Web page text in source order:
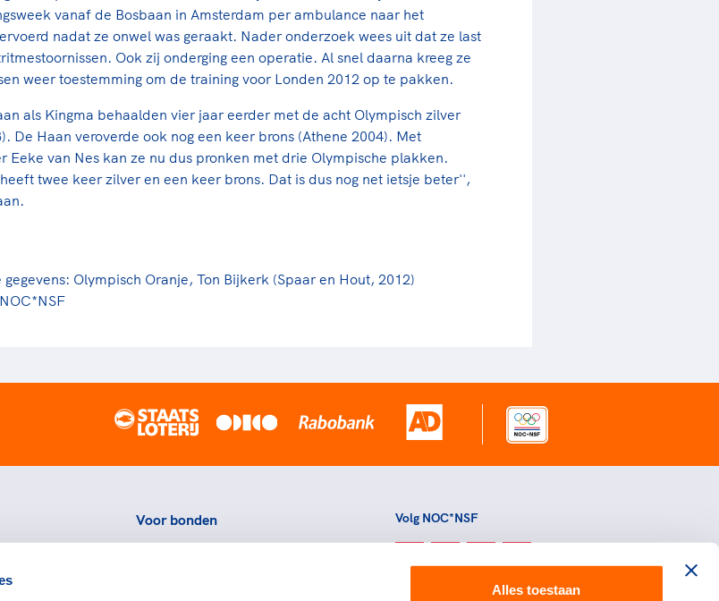
Alles toestaan
vanaf de Bosbaan in Amsterdam per ambulance naar het
nadat ze onwel was geraakt. Nader onderzoek wees uit dat ze last
Ook zij onderging een operatie. Al snel daarna kreeg ze
weer toestemming om de training voor Londen 2012 op te pakken.
als Kingma behaalden vier jaar eerder met de acht Olympisch zilver
De Haan veroverde ook nog een keer brons (Athene 2004). Met
Eeke van Nes kan ze nu dus pronken met drie Olympische plakken.
twee keer zilver en een keer brons. Dat is dus nog net ietsje beter'',
gegevens: Olympisch Oranje, Ton Bijkerk (Spaar en Hout, 2012)
Voor bonden
Volg NOC*NSF